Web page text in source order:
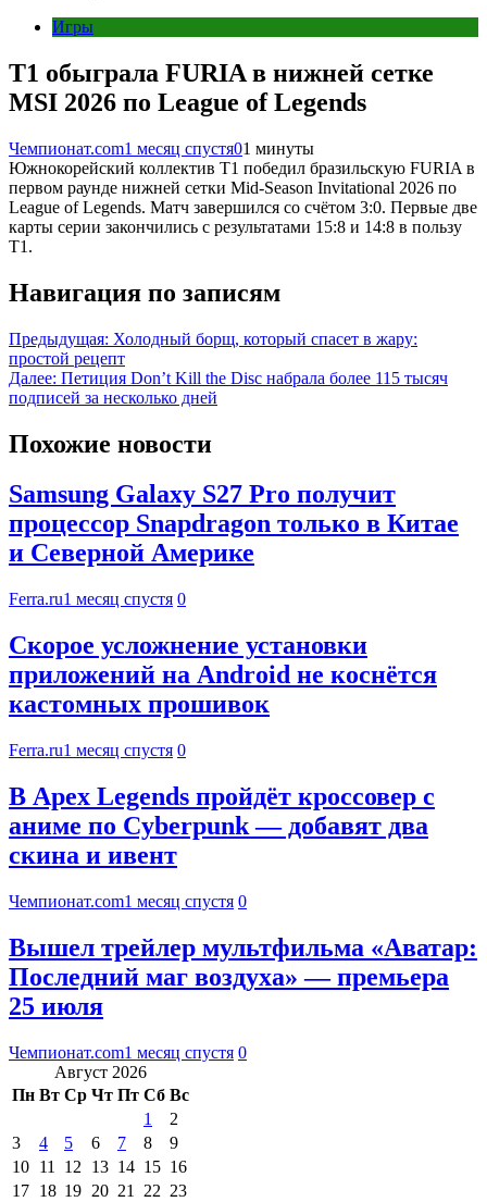
Игры
T1 обыграла FURIA в нижней сетке
MSI 2026 по League of Legends
Чемпионат.com1 месяц спустя01 минуты
Южнокорейский коллектив T1 победил бразильскую FURIA в
первом раунде нижней сетки Mid-Season Invitational 2026 по
League of Legends. Матч завершился со счётом 3:0. Первые две
карты серии закончились с результатами 15:8 и 14:8 в пользу
T1.
Навигация по записям
Предыдущая: Холодный борщ, который спасет в жару:
простой рецепт
Далее: Петиция Don’t Kill the Disc набрала более 115 тысяч
подписей за несколько дней
Похожие новости
Samsung Galaxy S27 Pro получит
процессор Snapdragon только в Китае
и Северной Америке
Ferra.ru1 месяц спустя 0
Скорое усложнение установки
приложений на Android не коснётся
кастомных прошивок
Ferra.ru1 месяц спустя 0
В Apex Legends пройдёт кроссовер с
аниме по Cyberpunk — добавят два
скина и ивент
Чемпионат.com1 месяц спустя 0
Вышел трейлер мультфильма «Аватар:
Последний маг воздуха» — премьера
25 июля
Чемпионат.com1 месяц спустя 0
Август 2026
Пн Вт Ср Чт Пт Сб Вс
1
2
3
4 5 6 7 8
9
10 11 12 13 14 15 16
17 18 19 20 21 22 23